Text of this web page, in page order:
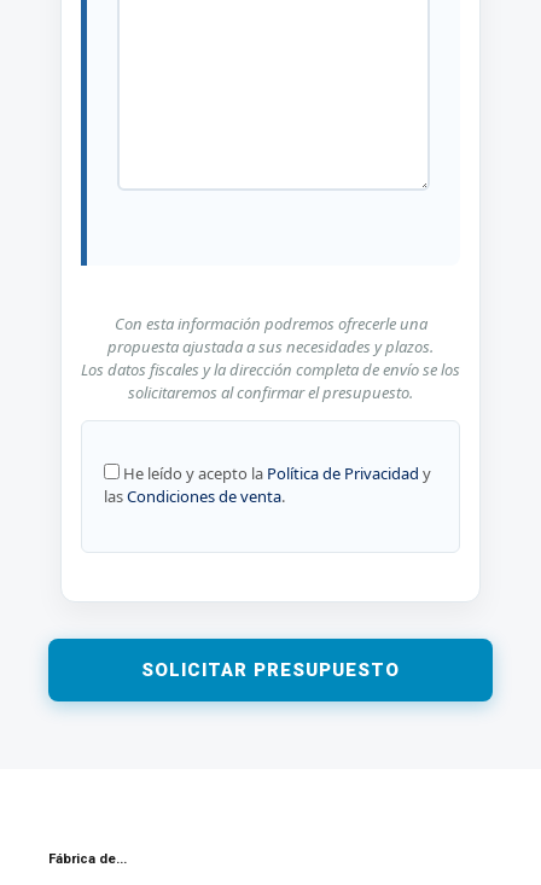
Con esta información podremos ofrecerle una
propuesta ajustada a sus necesidades y plazos.
Los datos fiscales y la dirección completa de envío se los
solicitaremos al confirmar el presupuesto.
He leído y acepto la Política de Privacidad y
lasCondiciones de venta.
Fábrica de...